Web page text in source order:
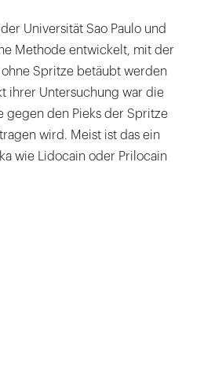
Universität Sao Paulo und
Methode entwickelt, mit der
Spritze betäubt werden
ihrer Untersuchung war die
gegen den Pieks der Spritze
wird. Meist ist das ein
wie Lidocain oder Prilocain